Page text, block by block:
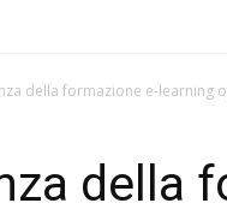
della formazione e-learning
della